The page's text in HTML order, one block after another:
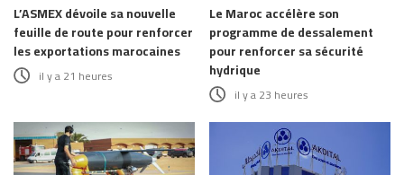
L’ASMEX dévoile sa nouvelle
feuille de route pour renforcer
les exportations marocaines
il y a 21 heures
Le Maroc accélère son
programme de dessalement
pour renforcer sa sécurité
hydrique
il y a 23 heures